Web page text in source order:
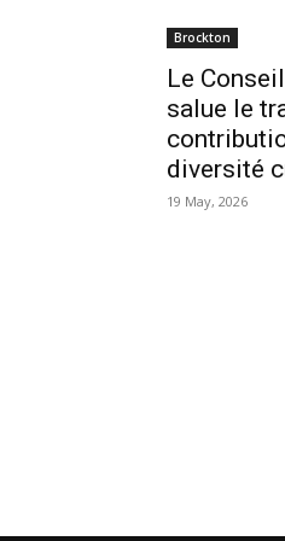
Brockton
Le
salue le
diversité
19 May, 2026